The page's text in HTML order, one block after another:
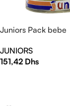
Juniors Pack bebe
JUNIORS
151,42 Dhs